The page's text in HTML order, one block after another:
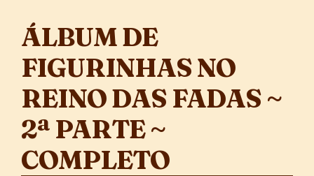
ÁLBUM DE
FIGURINHAS NO
REINO DAS FADAS ~
2ª PARTE ~
COMPLETO